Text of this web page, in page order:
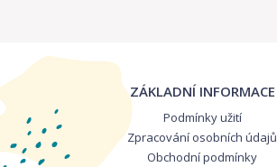
ZÁKLADNÍ INFORMACE
Podmínky užití
Zpracování osobních údajů
Obchodní podmínky